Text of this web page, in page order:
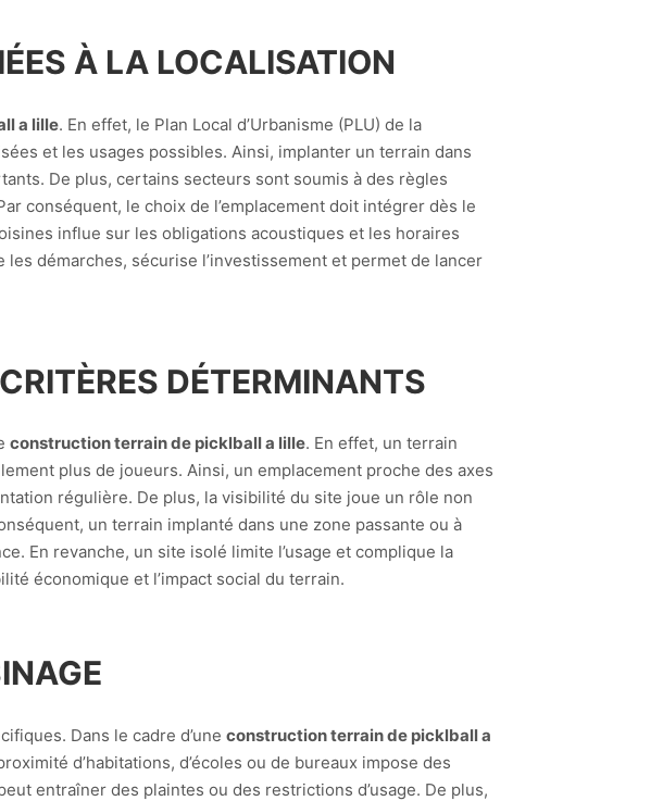
À LA LOCALISATION
a lille. En effet, le Plan Local d’Urbanisme (PLU) de la
et les usages possibles. Ainsi, implanter un terrain dans
De plus, certains secteurs sont soumis à des règles
conséquent, le choix de l’emplacement doit intégrer dès le
influe sur les obligations acoustiques et les horaires
démarches, sécurise l’investissement et permet de lancer
DÉTERMINANTS
construction terrain de picklball a lille. En effet, un terrain
plus de joueurs. Ainsi, un emplacement proche des axes
régulière. De plus, la visibilité du site joue un rôle non
un terrain implanté dans une zone passante ou à
En revanche, un site isolé limite l’usage et complique la
économique et l’impact social du terrain.
Dans le cadre d’une construction terrain de picklball a
d’habitations, d’écoles ou de bureaux impose des
entraîner des plaintes ou des restrictions d’usage. De plus,